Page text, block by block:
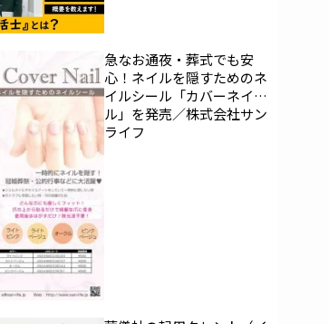
急なお通夜・葬式でも安
心！ネイルを隠すためのネ
イルシール「カバーネイ
ル」を発売／株式会社サン
ライフ